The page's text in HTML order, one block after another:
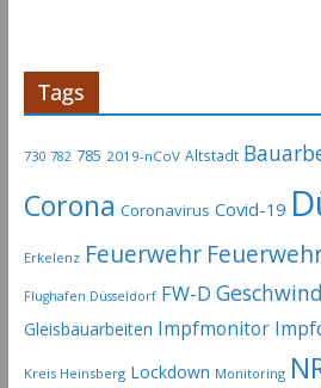
Tags
730 782 785 2019-nCoV Altstadt
Corona Coronavirus Covid-19
Erkelenz Feuerwehr
Flughafen Düsseldorf FW-D
Gleisbauarbeiten Impfmonitor
Kreis Heinsberg Lockdown Monitoring